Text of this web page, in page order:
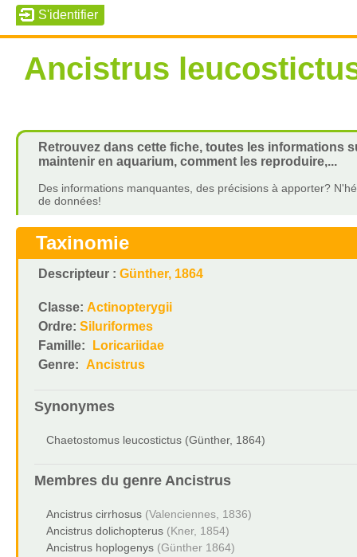
Ancistrus
Retrouvez dans cette fiche, toutes les informations
maintenir en aquarium, comment les reproduire,...
Des informations manquantes, des précisions à apporter?
de données!
Taxinomie
Descripteur : Günther, 1864
Classe: Actinopterygii
Ordre: Siluriformes
Famille:
Loricariidae
Genre: Ancistrus
Synonymes
Chaetostomus leucostictus (Günther, 1864)
Membres du genre Ancistrus
Ancistrus cirrhosus (Valenciennes, 1836)
Ancistrus dolichopterus (Kner, 1854)
Ancistrus hoplogenys (Günther 1864)